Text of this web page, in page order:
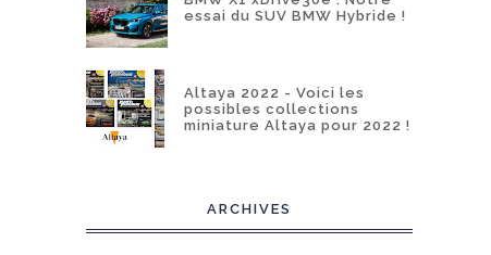
essai du SUV BMW Hybride !
Altaya 2022 - Voici les
possibles collections
miniature Altaya pour 2022 !
ARCHIVES